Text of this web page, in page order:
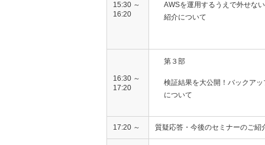
15:30 ～
16:20
AWSを運用するうえで外せな
紹介について
16:30 ～
17:20
第３部
検証結果を大公開！バックア
について
17:20 ～ 質疑応答・今後のセミナーのご紹